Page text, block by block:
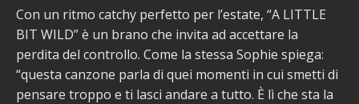
Con un ritmo catchy perfetto per l’estate, “A LITTLE
BIT WILD” è un brano che invita ad accettare la
perdita del controllo. Come la stessa Sophie spiega:
“questa canzone parla di quei momenti in cui smetti di
pensare troppo e ti lasci andare a tutto. È lì che sta la